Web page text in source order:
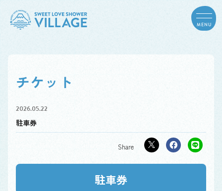
MENU
チケット
2026.05.22
駐車券
駐車券